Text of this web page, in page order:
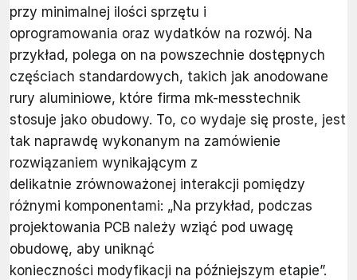
przy minimalnej ilości sprzętu i
oprogramowania oraz wydatków na rozwój. Na
przykład, polega on na powszechnie dostępnych
częściach standardowych, takich jak anodowane
rury aluminiowe, które firma mk-messtechnik
stosuje jako obudowy. To, co wydaje się proste, jest
tak naprawdę wykonanym na zamówienie
rozwiązaniem wynikającym z
delikatnie zrównoważonej interakcji pomiędzy
różnymi komponentami: „Na przykład, podczas
projektowania PCB należy wziąć pod uwagę
obudowę, aby uniknąć
konieczności modyfikacji na późniejszym etapie”.